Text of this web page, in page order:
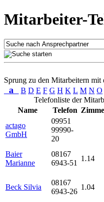
Mitarbeiter-
Sprung zu den Mitarbeitern mit
a B D E F G H K L M N O
Telefonliste der
Name
Telefon
actago
GmbH
09951
99990-
20
Baier
Marianne
08167
6943-51
1.14
Beck Silvia
08167
6943-26
1.04